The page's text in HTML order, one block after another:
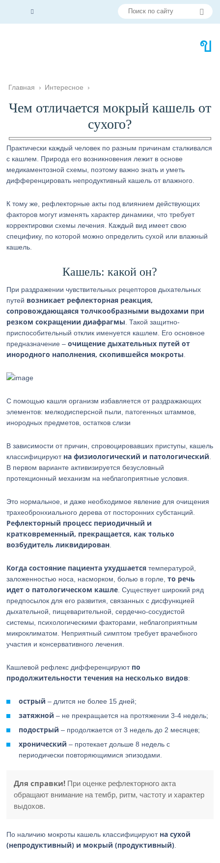
Главная › Интересное ›
Чем отличается мокрый кашель от
сухого?
Практически каждый человек по разным причинам сталкивался
с кашлем. Природа его возникновения лежит в основе
медикаментозной схемы, поэтому важно знать и уметь
дифференцировать непродуктивный кашель от влажного.
К тому же, рефлекторные акты под влиянием действующих
факторов могут изменять характер динамики, что требует
корректировки схемы лечения. Каждый вид имеет свою
специфику, по которой можно определить сухой или влажный
кашель.
Кашель: какой он?
При раздражении чувствительных рецепторов дыхательных
путей возникает рефлекторная реакция,
сопровождающаяся толчкообразными выдохами при
резком сокращении диафрагмы . Такой защитно-
приспособительный отклик именуется кашлем. Его основное
предназначение –очищение дыхательных путей от
инородного наполнения, скопившейся мокроты
С помощью кашля организм избавляется от раздражающих
элементов: мелкодисперсной пыли, патогенных штаммов,
инородных предметов, остатков слизи
В зависимости от причин, спровоцировавших приступы, кашель
классифицируют на физиологический и патологический
В первом варианте активизируется безусловный
протекционный механизм на неблагоприятные условия.
Это нормальное, и даже необходимое явление для очищения
трахеобронхиального дерева от посторонних субстанций.
Рефлекторный процесс периодичный и
кратковременный, прекращается, как только
возбудитель ликвидирован
Когда состояние пациента ухудшается температурой,
заложенностью носа, насморком, болью в горле,то речь
идет о патологическом кашле . Существует широкий ряд
предпосылок для его развития, связанных с дисфункцией
дыхательной, пищеварительной, сердечно-сосудистой
системы, психологическими факторами, неблагоприятным
микроклиматом. Неприятный симптом требует врачебного
участия и консервативного лечения.
Кашлевой рефлекс дифференцируют по
продолжительности течения на несколько видов:
острый – длится не более 15 дней;
затяжной – не прекращается на протяжении 3-4 недель;
подострый – продолжается от 3 недель до 2 месяцев;
хронический – протекает дольше 8 недель с
периодически повторяющимися эпизодами.
Для справки! При оценке рефлекторного акта
обращают внимание на тембр, ритм, частоту и характер
выдохов.
По наличию мокроты кашель классифицируют на сухой
(непродуктивный) и мокрый (продуктивный)